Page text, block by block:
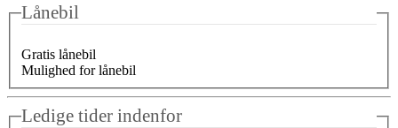
Lånebil
Gratis lånebil
Mulighed for lånebil
Ledige tider indenfor